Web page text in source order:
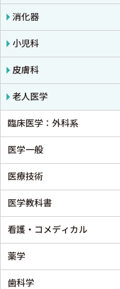
消化器
小児科
皮膚科
老人医学
臨床医学：外科系
外科学一般
脳神経外科
心臓・血管外科
消化器外科
小児外科
形成外科
医学一般
医学一般・医学概論
医療制度
病院管理
医療統計
論文・医学情報
医療技術
リハビリテーション技術
鍼灸・柔道整復
医学教科書
医学教科書
看護・コメディカル
看護
看護教科書
薬学
薬学
歯科学